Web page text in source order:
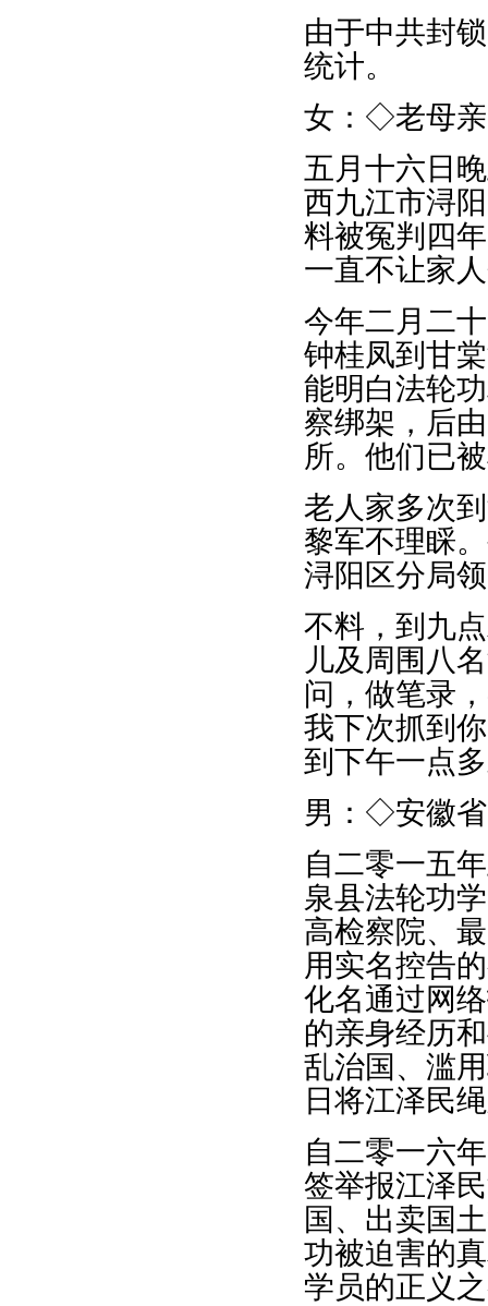
由于中共封
统计。
女：◇老母亲
五月十六日
西九江市浔
料被冤判四
一直不让家
今年二月二
钟桂凤到甘
能明白法轮
察绑架，后
所。他们已
老人家多次
黎军不理睬
浔阳区分局
不料，到九
儿及周围八
问，做笔录
我下次抓到
到下午一点
男：◇安徽
自二零一五
泉县法轮功
高检察院、
用实名控告
化名通过网
的亲身经历
乱治国、滥
日将江泽民
自二零一六
签举报江泽
国、出卖国
功被迫害的
学员的正义